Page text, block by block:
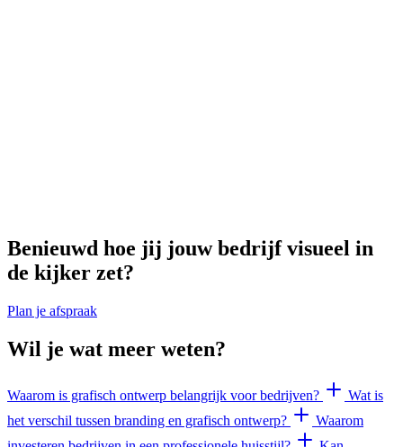
Benieuwd hoe jij jouw bedrijf visueel in
de kijker zet?
Plan je afspraak
Wil je wat meer weten?
Waarom is grafisch ontwerp belangrijk voor bedrijven?
Wat is
het verschil tussen branding en grafisch ontwerp?
Waarom